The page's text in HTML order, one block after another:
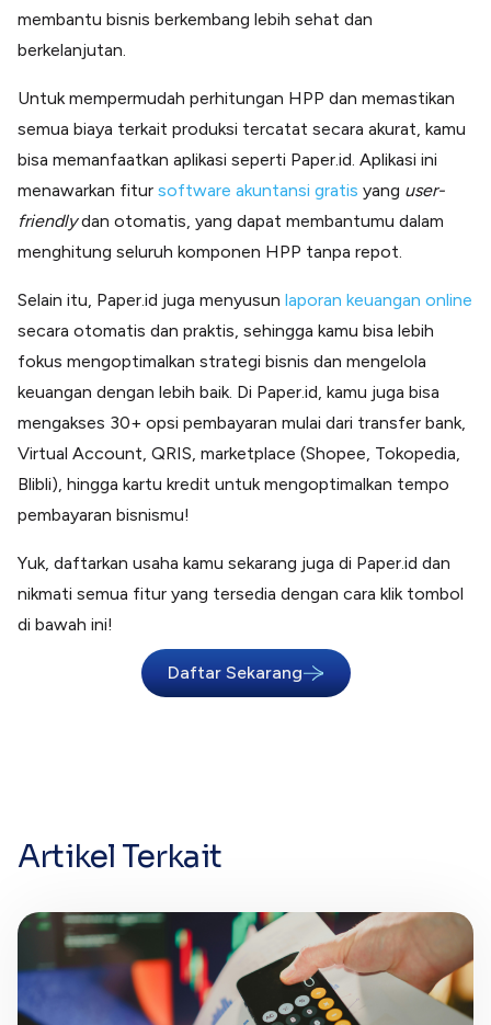
membantu bisnis berkembang lebih sehat dan
berkelanjutan.
Untuk mempermudah perhitungan HPP dan memastikan
semua biaya terkait produksi tercatat secara akurat, kamu
bisa memanfaatkan aplikasi seperti Paper.id. Aplikasi ini
menawarkan fitur software akuntansi gratis yang user-
friendlydan otomatis, yang dapat membantumu dalam
menghitung seluruh komponen HPP tanpa repot.
Selain itu, Paper.id juga menyusun laporan keuangan online
secara otomatis dan praktis, sehingga kamu bisa lebih
fokus mengoptimalkan strategi bisnis dan mengelola
keuangan dengan lebih baik. Di Paper.id, kamu juga bisa
mengakses 30+ opsi pembayaran mulai dari transfer bank,
Virtual Account, QRIS, marketplace (Shopee, Tokopedia,
Blibli), hingga kartu kredit untuk mengoptimalkan tempo
pembayaran bisnismu!
Yuk, daftarkan usaha kamu sekarang juga di Paper.id dan
nikmati semua fitur yang tersedia dengan cara klik tombol
di bawah ini!
Daftar Sekarang
Artikel Terkait